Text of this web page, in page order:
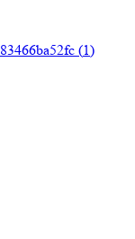
(1)